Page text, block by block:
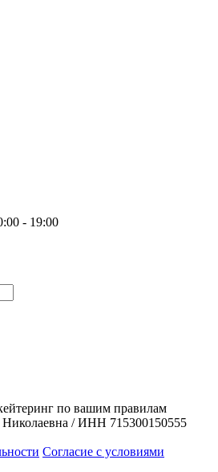
- 19:00
по вашим правилам
/ ИНН 715300150555
Согласие с условиями